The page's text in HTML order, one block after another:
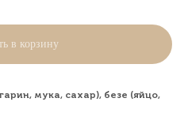
в корзину
мука, сахар), безе (яйцо,